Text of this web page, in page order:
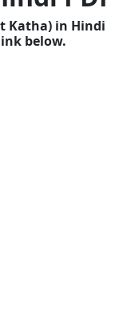
Katha) in Hindi
below.